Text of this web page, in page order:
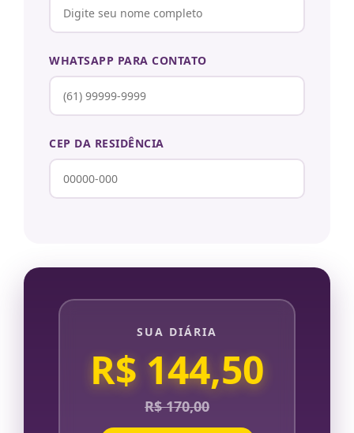
WHATSAPP PARA CONTATO
CEP DA RESIDÊNCIA
SUA DIÁRIA
R$ 144,50
R$ 170,00